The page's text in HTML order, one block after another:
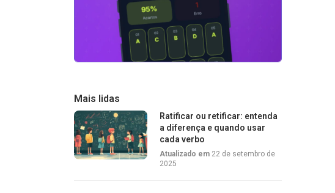
Mais lidas
Ratificar ou retificar: entenda
a diferença e quando usar
cada verbo
Atualizado em 22 de setembro de
2025